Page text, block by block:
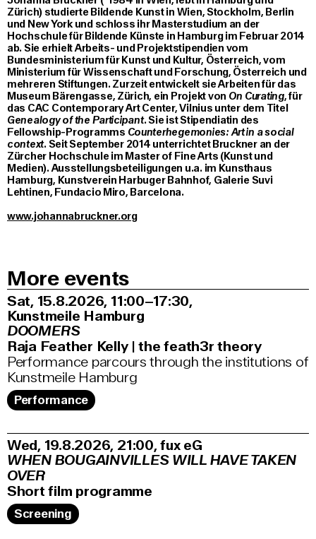
Zürich) studierte Bildende Kunst in Wien, Stockholm, Berlin
und New York und schloss ihr Masterstudium an der
Hochschule für Bildende Künste in Hamburg im Februar 2014
ab. Sie erhielt Arbeits- und Projektstipendien vom
Bundesministerium für Kunst und Kultur, Österreich, vom
Ministerium für Wissenschaft und Forschung, Österreich und
mehreren Stiftungen. Zurzeit entwickelt sie Arbeiten für das
Museum Bärengasse, Zürich, ein Projekt von On Curating, für
das CAC Contemporary Art Center, Vilnius unter dem Titel
Genealogy of the Participant. Sie ist Stipendiatin des
Fellowship-Programms Counterhegemonies: Art in a social
context. Seit September 2014 unterrichtet Bruckner an der
Zürcher Hochschule im Master of Fine Arts (Kunst und
Medien). Ausstellungsbeteiligungen u.a. im Kunsthaus
Hamburg, Kunstverein Harbuger Bahnhof, Galerie Suvi
Lehtinen, Fundacio Miro, Barcelona.
www.johannabruckner.org
More events
Sat, 15.8.2026 11:00–17:30,
Kunstmeile Hamburg
DOOMERS
Raja Feather Kelly | the feath3r theory
Performance parcours through the institutions of
Kunstmeile Hamburg
Performance
Wed, 19.8.2026 21:00,fux eG
WHEN BOUGAINVILLES WILL HAVE TAKEN
OVER
Short film programme
Screening